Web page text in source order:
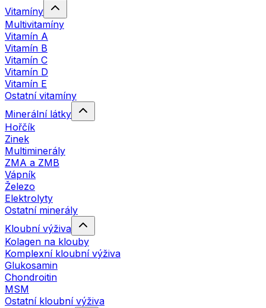
Vitamíny
Multivitamíny
Vitamín A
Vitamín B
Vitamín C
Vitamín D
Vitamín E
Ostatní vitamíny
Minerální látky
Hořčík
Zinek
Multiminerály
ZMA a ZMB
Vápník
Železo
Elektrolyty
Ostatní minerály
Kloubní výživa
Kolagen na klouby
Komplexní kloubní výživa
Glukosamin
Chondroitin
MSM
Ostatní kloubní výživa